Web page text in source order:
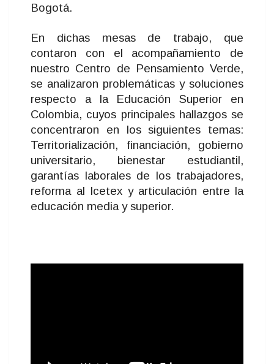
Bogotá.
En dichas mesas de trabajo, que
contaron con el acompañamiento de
nuestro Centro de Pensamiento Verde,
se analizaron problemáticas y soluciones
respecto a la Educación Superior en
Colombia, cuyos principales hallazgos se
concentraron en los siguientes temas:
Territorialización, financiación, gobierno
universitario, bienestar estudiantil,
garantías laborales de los trabajadores,
reforma al Icetex y articulación entre la
educación media y superior.